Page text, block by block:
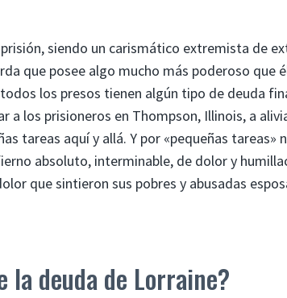
siendo un carismático extremista de
que posee algo mucho más poderoso que
los presos tienen algún tipo de deuda
a los prisioneros en Thompson, Illinois, a
tareas aquí y allá. Y por «pequeñas tareas»
absoluto, interminable, de dolor y
que sintieron sus pobres y abusadas
la deuda de Lorraine?